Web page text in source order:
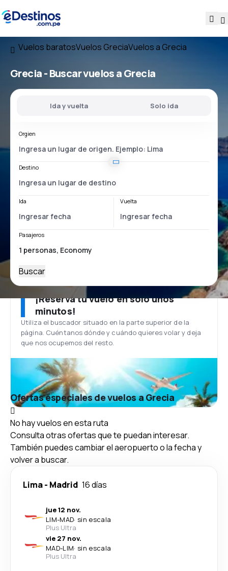
Vuelos baratosVuelos GreciaVuelos a Grecia
Grecia - Buscar vuelos a Grecia
Ida y vuelta Solo ida
Orgien
Destino
Ida Vuelta
Pasajeros
Buscar
¡Reserva tu vuelo en solo unos
minutos!
Utiliza el buscador situado en la parte superior de la
página. Cuéntanos dónde y cuándo quieres volar y deja
que nos ocupemos del resto.
Ofertas especiales de vuelos a Grecia
No hay vuelos en esta ruta
Consulta otras ofertas que te puedan interesar.
También puedes cambiar el aeropuerto o la fecha y
volver a buscar.
Lima- Madrid 16 días
jue 12 nov.
LIM-MAD· sin escala
Plus Ultra
vie 27 nov.
MAD-LIM· sin escala
Plus Ultra